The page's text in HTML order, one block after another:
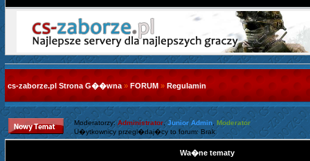
cs-zaborze.pl Strona G��wna » FORUM » Regulamin
Moderatorzy:Administrator,Junior Admin Moderator
U�ytkownicy przegl�daj�cy to forum: Brak
Wa�ne tematy